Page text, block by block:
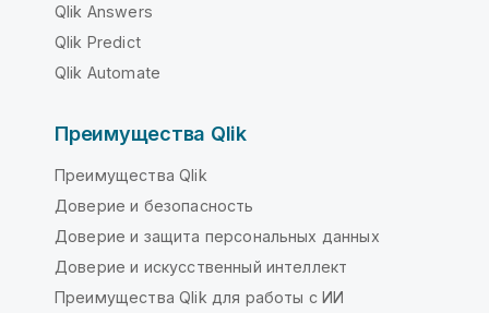
Qlik Answers
Qlik Predict
Qlik Automate
Преимущества Qlik
Преимущества Qlik
Доверие и безопасность
Доверие и защита персональных данных
Доверие и искусственный интеллект
Преимущества Qlik для работы с ИИ